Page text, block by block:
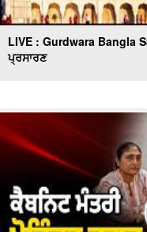
LIVE : Gurdwara Bangla
ਪ੍ਰਸਾਰਣ